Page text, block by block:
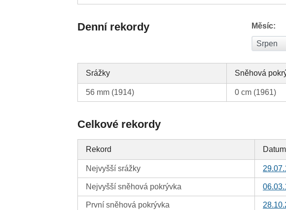
Denní rekordy Měsíc:
Srážky Sněhová
56 mm (1914) 0 cm (1961)
Celkové rekordy
Rekord Datum
Nejvyšší srážky
Nejvyšší sněhová pokrývka
První sněhová pokrývka